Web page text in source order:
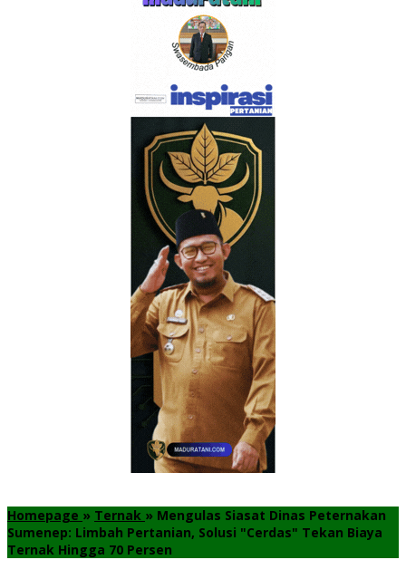
Homepage » Ternak » Mengulas Siasat Dinas Peternakan
Sumenep: Limbah Pertanian, Solusi "Cerdas" Tekan Biaya
Ternak Hingga 70 Persen